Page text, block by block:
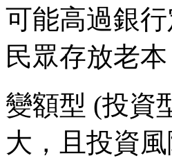
可能高過銀
民眾存放老
變額型 (投資
大，且投資